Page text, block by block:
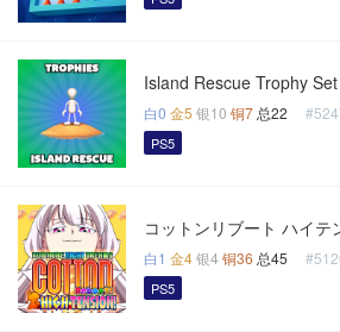
Island Rescue Trophy Set
白0 金5 银10 铜7 总22
PS5
コットンリブート ハイテ
白1 金4银4 铜36 总45
PS5